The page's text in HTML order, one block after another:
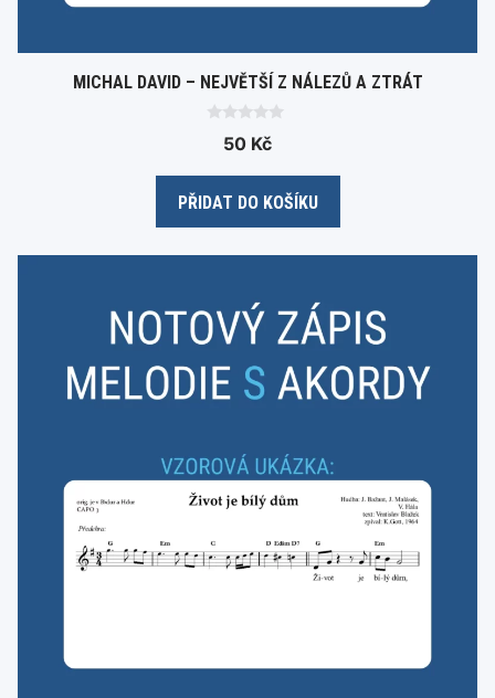
MICHAL DAVID – NEJVĚTŠÍ Z NÁLEZŮ A ZTRÁT
t
f
50 Kč
PŘIDAT DO KOŠÍKU